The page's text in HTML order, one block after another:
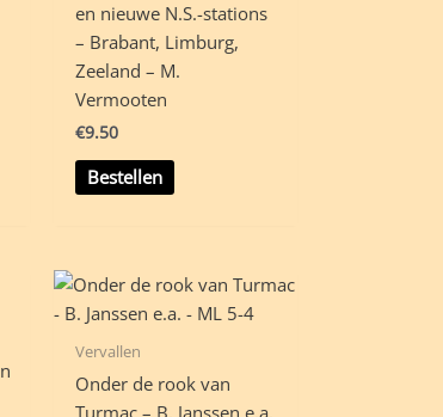
en nieuwe N.S.-stations
– Brabant, Limburg,
Zeeland – M.
Vermooten
€9.50
Bestellen
Vervallen
Onder de rook van
Turmac – B. Janssen e.a.